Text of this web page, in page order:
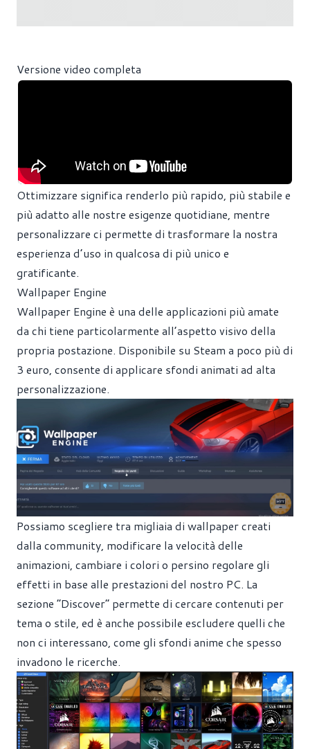
Versione video completa
Ottimizzare significa renderlo più rapido, più stabile e
più adatto alle nostre esigenze quotidiane, mentre
personalizzare ci permette di trasformare la nostra
esperienza d’uso in qualcosa di più unico e
gratificante.
Wallpaper Engine
Wallpaper Engine è una delle applicazioni più amate
da chi tiene particolarmente all’aspetto visivo della
propria postazione. Disponibile su Steam a poco più di
3 euro, consente di applicare sfondi animati ad alta
personalizzazione.
Possiamo scegliere tra migliaia di wallpaper creati
dalla community, modificare la velocità delle
animazioni, cambiare i colori o persino regolare gli
effetti in base alle prestazioni del nostro PC. La
sezione “Discover” permette di cercare contenuti per
tema o stile, ed è anche possibile escludere quelli che
non ci interessano, come gli sfondi anime che spesso
invadono le ricerche.